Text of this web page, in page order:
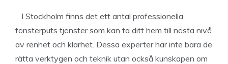
I Stockholm finns det ett antal professionella
fönsterputs tjänster som kan ta ditt hem till nästa nivå
av renhet och klarhet. Dessa experter har inte bara de
rätta verktygen och teknik utan också kunskapen om